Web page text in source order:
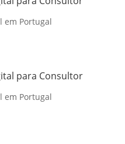
em Portugal
para Consultor
em Portugal